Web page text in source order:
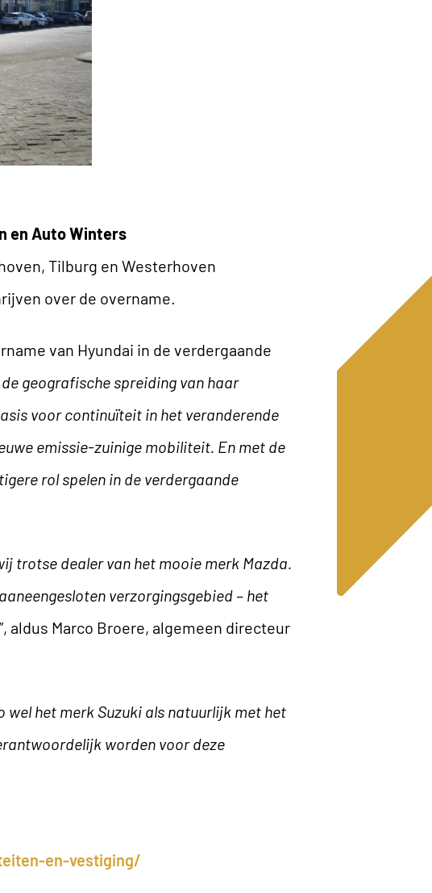
en Auto Winters
Tilburg en Westerhoven
over de overname.
van Hyundai in de verdergaande
geografische spreiding van haar
voor continuïteit in het veranderende
emissie-zuinige mobiliteit. En met de
rol spelen in de verdergaande
trotse dealer van het mooie merk Mazda.
verzorgingsgebied – het
”, aldus Marco Broere, algemeen directeur
wel het merk Suzuki als natuurlijk met het
worden voor deze
en-vestiging/